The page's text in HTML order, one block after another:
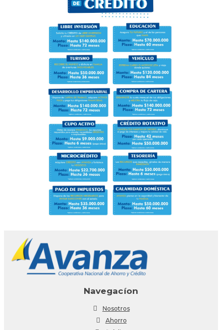
Navegacíon
Nosotros
Ahorro